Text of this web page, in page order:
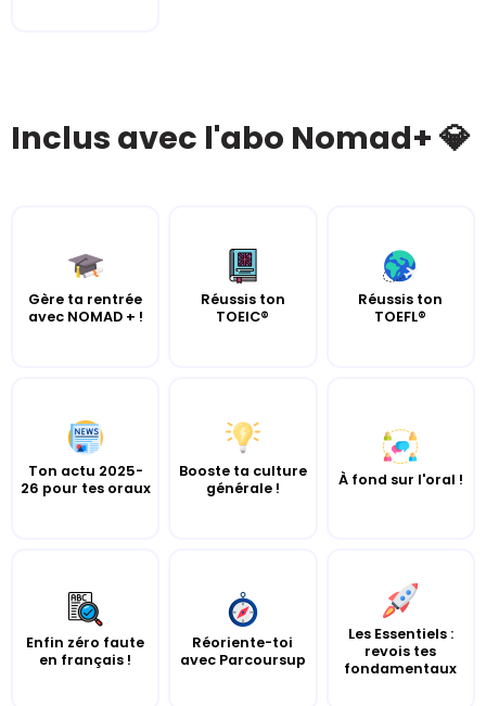
Inclus avec l'abo Nomad+ 💎
Gère ta rentrée
avec NOMAD + !
Réussis ton
TOEIC®
Réussis ton
TOEFL®
Ton actu 2025-
26 pour tes oraux
Booste ta culture
générale !
À fond sur l'oral !
Enfin zéro faute
en français !
Réoriente-toi
avec Parcoursup
Les Essentiels :
revois tes
fondamentaux